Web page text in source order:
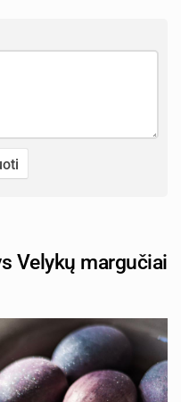
Velykų margučiai